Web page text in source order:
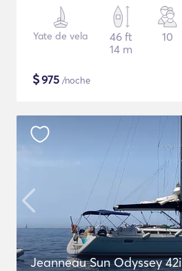
Yate de vela
46 ft
14 m
10
$975 /noche
Jeanneau Sun Odyssey 42i